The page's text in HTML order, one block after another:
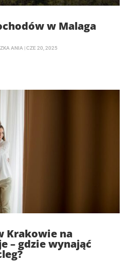
w Malaga
ANIA |CZE 20, 2025
Krakowie na
– gdzie wynająć